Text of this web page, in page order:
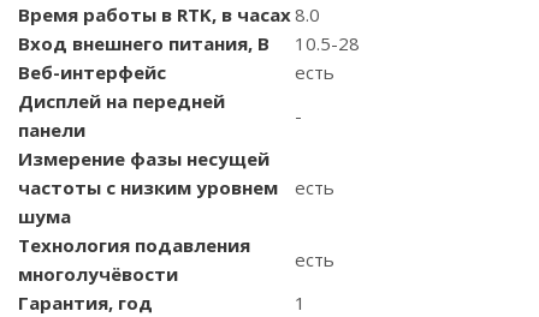
Время работы в RTK, в часах8.0
Вход внешнего питания, В
10.5-28
Веб-интерфейс
есть
Дисплей на передней
панели
-
Измерение фазы несущей
частоты с низким уровнем
шума
есть
Технология подавления
многолучёвости
есть
Гарантия, год
1